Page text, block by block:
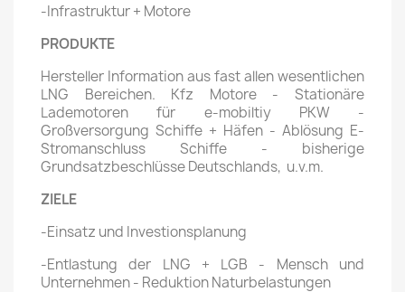
-Infrastruktur + Motore
PRODUKTE
Hersteller Information aus fast allen wesentlichen
LNG Bereichen. Kfz Motore - Stationäre
Lademotoren für e-mobiltiy PKW -
Großversorgung Schiffe + Häfen - Ablösung E-
Stromanschluss Schiffe - bisherige
Grundsatzbeschlüsse Deutschlands, u.v.m.
ZIELE
-Einsatz und Investionsplanung
-Entlastung der LNG + LGB - Mensch und
Unternehmen - Reduktion Naturbelastungen